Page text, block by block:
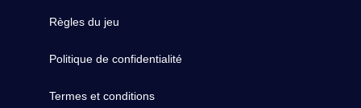
Règles du jeu
Politique de confidentialité
Termes et conditions